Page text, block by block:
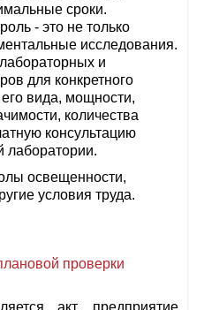
сроки.
- это не только
исследования.
и
для конкретного
вида, мощности,
количества
консультацию
лаборатории.
освещенности,
условия труда.
проверки
акт, предприятие